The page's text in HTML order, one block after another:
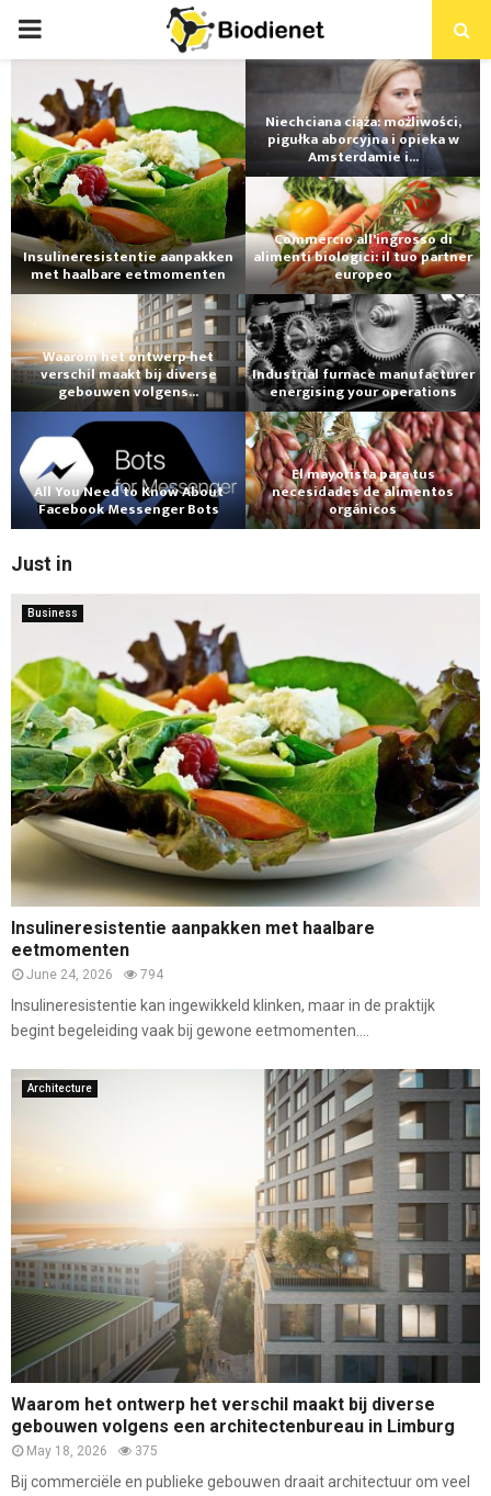
PRIMARY
MENU
Insulineresistentie aanpakken
met haalbare eetmomenten
Waarom het ontwerp het
verschil maakt bij diverse
gebouwen volgens...
Niechciana ciąża: możliwości,
pigułka aborcyjna i opieka w
Amsterdamie i...
Commercio all'ingrosso di
alimenti biologici: il tuo partner
europeo
Industrial furnace manufacturer
energising your operations
All You Need to Know About
Facebook Messenger Bots
El mayorista para tus
necesidades de alimentos
orgánicos
Just in
Business
Insulineresistentie aanpakken met haalbare
eetmomenten
June 24, 2026 794
Insulineresistentie kan ingewikkeld klinken, maar in de praktijk
begint begeleiding vaak bij gewone eetmomenten....
Architecture
Waarom het ontwerp het verschil maakt bij diverse
gebouwen volgens een architectenbureau in Limburg
May 18, 2026 375
Bij commerciële en publieke gebouwen draait architectuur om veel